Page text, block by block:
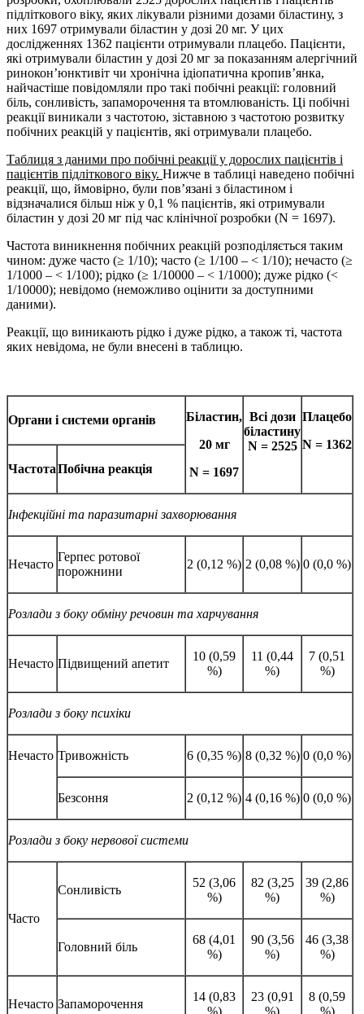
підліткового віку, яких лікували різними дозами біластину, з
них 1697 отримували біластин у дозі 20 мг. У цих
дослідженнях 1362 пацієнти отримували плацебо. Пацієнти,
які отримували біластин у дозі 20 мг за показанням алергічний
ринокон’юнктивіт чи хронічна ідіопатична кропив’янка,
найчастіше повідомляли про такі побічні реакції: головний
біль, сонливість, запаморочення та втомлюваність. Ці побічні
реакції виникали з частотою, зіставною з частотою розвитку
побічних реакцій у пацієнтів, які отримували плацебо.
Таблиця з даними про побічні реакції у дорослих пацієнтів і
пацієнтів підліткового віку. Нижче в таблиці наведено побічні
реакції, що, ймовірно, були пов’язані з біластином і
відзначалися більш ніж у 0,1 % пацієнтів, які отримували
біластин у дозі 20 мг під час клінічної розробки (N = 1697).
Частота виникнення побічних реакцій розподіляється таким
чином: дуже часто (≥ 1/10); часто (≥ 1/100 – < 1/10); нечасто (≥
1/1000 – < 1/100); рідко (≥ 1/10000 – < 1/1000); дуже рідко (<
1/10000); невідомо (неможливо оцінити за доступними
даними).
Реакції, що виникають рідко і дуже рідко, а також ті, частота
яких невідома, не були внесені в таблицю.
Органи і системи органів Біластин,
20мг
N = 1697
Всі дози
біластину
N=2525
Плацебо
N = 1362
ЧастотаПобічна реакція
Інфекційні та паразитарні захворювання
Нечасто
Герпес ротової
порожнини
2 (0,12 %) 2 (0,08 %) 0 (0,0 %)
Розлади з боку обміну речовин та харчування
Нечасто Підвищений апетит
10 (0,59
%)
11 (0,44
%)
7 (0,51
%)
Розладиз боку психіки
Нечасто Тривожність 6 (0,35 %) 8 (0,32 %) 0 (0,0 %)
Безсоння 2 (0,12 %) 4 (0,16 %) 0 (0,0 %)
Розлади з боку нервової системи
Часто
Сонливість
52 (3,06
%)
82 (3,25
%)
39 (2,86
%)
Головний біль
68 (4,01
%)
90 (3,56
%)
46 (3,38
%)
Нечасто Запаморочення
14 (0,83
23 (0,91
8 (0,59